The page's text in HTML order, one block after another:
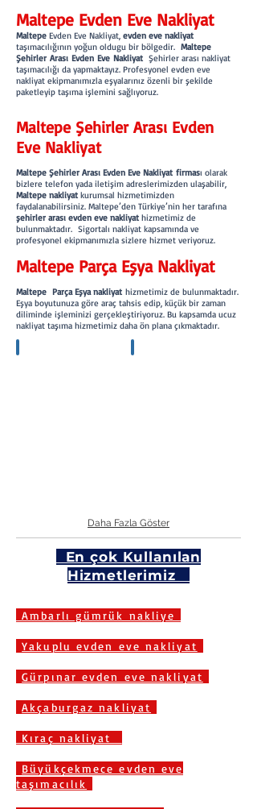
Maltepe Evden Eve Nakliyat
Maltepe Evden Eve Nakliyat, evden eve nakliyat
taşımacılığının yoğun oldugu bir bölgedir. Maltepe
Şehirler Arası Evden Eve Nakliyat Şehirler arası nakliyat
taşımacılığı da yapmaktayız. Profesyonel evden eve
nakliyat ekipmanımızla eşyalarınız özenli bir şekilde
paketleyip taşıma işlemini sağlıyoruz.
Maltepe Şehirler Arası Evden
Eve Nakliyat
Maltepe Şehirler Arası Evden Eve Nakliyat firması olarak
bizlere telefon yada iletişim adreslerimizden ulaşabilir,
Maltepe nakliyat kurumsal hizmetimizden
faydalanabilirsiniz. Maltepe’den Türkiye’nin her tarafına
şehirler arası evden eve nakliyat hizmetimiz de
bulunmaktadır. Sigortalı nakliyat kapsamında ve
profesyonel ekipmanımızla sizlere hizmet veriyoruz.
Maltepe Parça Eşya Nakliyat
Maltepe Parça Eşya nakliyat hizmetimiz de bulunmaktadır.
Eşya boyutunuza göre araç tahsis edip, küçük bir zaman
diliminde işleminizi gerçekleştiriyoruz. Bu kapsamda ucuz
nakliyat taşıma hizmetimiz daha ön plana çıkmaktadır.
Daha Fazla Göster
En çok Kullanılan
Hizmetlerimiz
Ambarlı gümrük nakliye
Yakuplu evden eve nakliyat
Gürpınar evden eve nakliyat
Akçaburgaz nakliyat
Kıraç nakliyat
Büyükçekmece evden eve
taşımacılık